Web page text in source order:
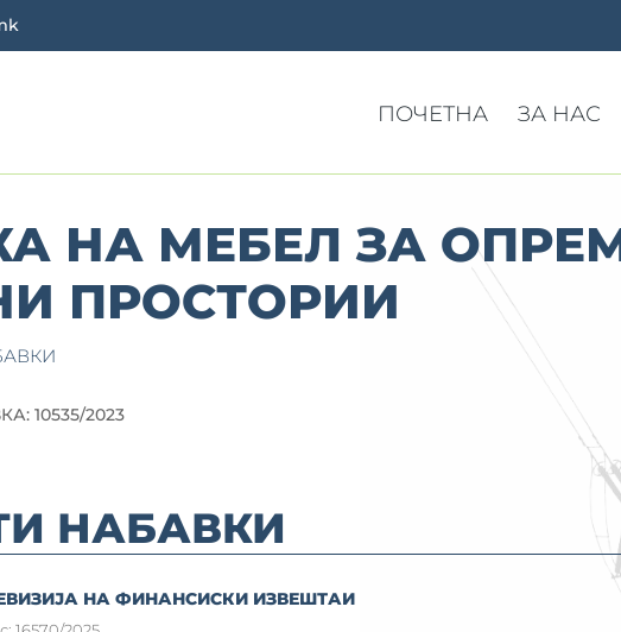
ПОЧЕТНА ЗА НАС
НА МЕБЕЛ ЗА
ПРОСТОРИИ
10535/2023
НАБАВКИ
НА ФИНАНСИСКИ ИЗВЕШТАИ